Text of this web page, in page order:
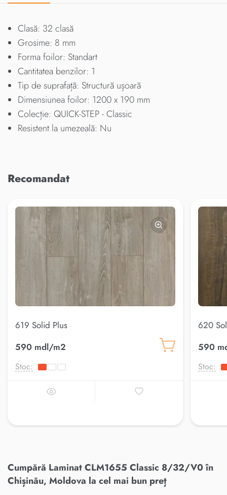
Clasă: 32 clasă
Grosime: 8 mm
Forma foilor: Standart
Cantitatea benzilor: 1
Tip de suprafață: Structură ușoară
Dimensiunea foilor: 1200 x 190 mm
Colecție: QUICK-STEP - Classic
Resistent la umezeală: Nu
Recomandat
619 Solid Plus
590 mdl/m2
Stoc:
620
590
Stoc:
Cumpără Laminat CLM1655 Classic 8/32/V0 în
Chișinău, Moldova la cel mai bun preț